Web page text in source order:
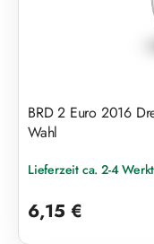
BRD 2 Euro 2016
Wahl
Lieferzeit ca. 2-4
6,15 €